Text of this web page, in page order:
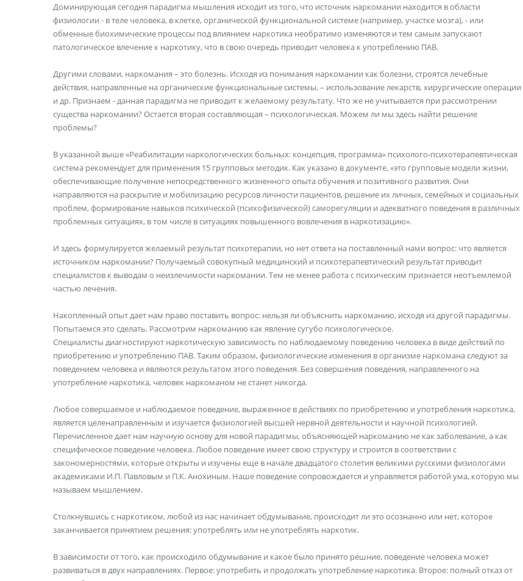
Доминирующая сегодня парадигма мышления исходит из того, что источник наркомании находится в области
физиологии - в теле человека, в клетке, органической функциональной системе (например, участке мозга), - или
обменные биохимические процессы под влиянием наркотика необратимо изменяются и тем самым запускают
патологическое влечение к наркотику, что в свою очередь приводит человека к употреблению ПАВ.
Другими словами, наркомания – это болезнь. Исходя из понимания наркомании как болезни, строятся лечебные
действия, направленные на органические функциональные системы, – использование лекарств, хирургические операции
и др. Признаем - данная парадигма не приводит к желаемому результату. Что же не учитывается при рассмотрении
существа наркомании? Остается вторая составляющая – психологическая. Можем ли мы здесь найти решение
проблемы?
В указанной выше «Реабилитации наркологических больных: концепция, программа» психолого-психотерапевтическая
система рекомендует для применения 15 групповых методик. Как указано в документе, «это групповые модели жизни,
обеспечивающие получение непосредственного жизненного опыта обучения и позитивного развития. Они
направляются на раскрытие и мобилизацию ресурсов личности пациентов, решение их личных, семейных и социальных
проблем, формирование навыков психической (психофизической) саморегуляции и адекватного поведения в различных
проблемных ситуациях, в том числе в ситуациях повышенного вовлечения в наркотизацию».
И здесь формулируется желаемый результат психотерапии, но нет ответа на поставленный нами вопрос: что является
источником наркомании? Получаемый совокупный медицинский и психотерапевтический результат приводит
специалистов к выводам о неизлечимости наркомании. Тем не менее работа с психическим признается неотъемлемой
частью лечения.
Накопленный опыт дает нам право поставить вопрос: нельзя ли объяснить наркоманию, исходя из другой парадигмы.
Попытаемся это сделать. Рассмотрим наркоманию как явление сугубо психологическое.
Специалисты диагностируют наркотическую зависимость по наблюдаемому поведению человека в виде действий по
приобретению и употреблению ПАВ. Таким образом, физиологические изменения в организме наркомана следуют за
поведением человека и являются результатом этого поведения. Без совершения поведения, направленного на
употребление наркотика, человек наркоманом не станет никогда.
Любое совершаемое и наблюдаемое поведение, выраженное в действиях по приобретению и употребления наркотика,
является целенаправленным и изучается физиологией высшей нервной деятельности и научной психологией.
Перечисленное дает нам научную основу для новой парадигмы, объясняющей наркоманию не как заболевание, а как
специфическое поведение человека. Любое поведение имеет свою структуру и строится в соответствии с
закономерностями, которые открыты и изучены еще в начале двадцатого столетия великими русскими физиологами
академиками И.П. Павловым и П.К. Анохиным. Наше поведение сопровождается и управляется работой ума, которую мы
называем мышлением.
Столкнувшись с наркотиком, любой из нас начинает обдумывание, происходит ли это осознанно или нет, которое
заканчивается принятием решения: употреблять или не употреблять наркотик.
В зависимости от того, как происходило обдумывание и какое было принято решние, поведение человека может
развиваться в двух направлениях. Первое: употребить и продолжать употребление наркотика. Второе: полный отказ от